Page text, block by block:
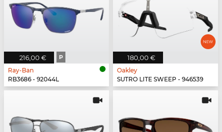
216,00 € P
Ray-Ban
RB3686 - 92044L
180,00 €
Oakley
SUTRO LITE SWEEP - 946539